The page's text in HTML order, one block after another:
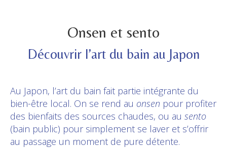
Onsen et sento
Découvrir l’art du bain au Japon
Au Japon, l’art du bain fait partie intégrante du
bien-être local. On se rend au onsen pour profiter
des bienfaits des sources chaudes, ou au sento
(bain public) pour simplement se laver et s’offrir
au passage un moment de pure détente.